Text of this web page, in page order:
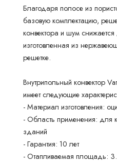
Благодаря полосе из
базовую комплектацию,
конвектора и шум
изготовленная из
решетке.
Внутрипольный конвектор
имеет следующие
- Материал изготовления:
- Область применения: для
зданий
- Гарантия: 10 лет
- Отапливаемая площадь: